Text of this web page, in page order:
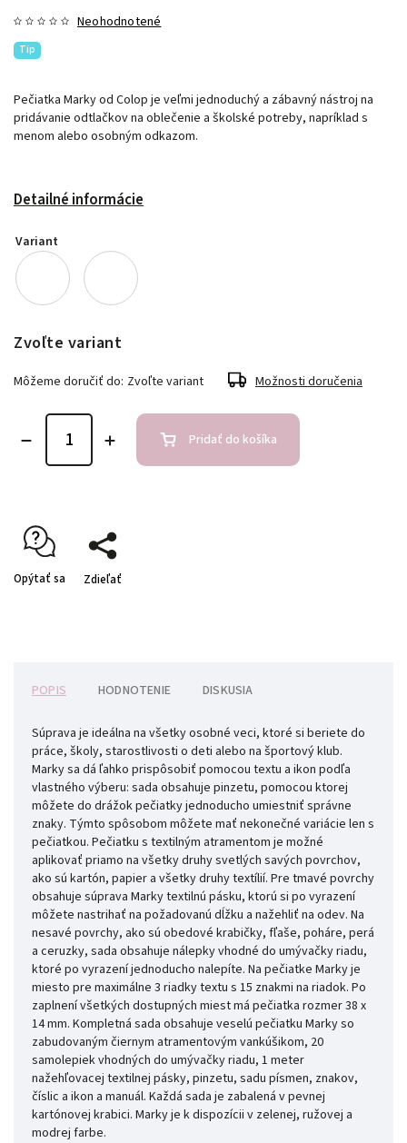
Tip
Neohodnotené
Pečiatka Marky od Colop je veľmi jednoduchý a zábavný nástroj na
pridávanie odtlačkov na oblečenie a školské potreby, napríklad s
menom alebo osobným odkazom.
Detailné informácie
Variant
Zvoľte variant
Môžeme doručiť do: Zvoľte variant Možnosti doručenia
Pridať do košíka
Opýtať sa Zdieľať
POPIS HODNOTENIE DISKUSIA
Súprava je ideálna na všetky osobné veci, ktoré si beriete do
práce, školy, starostlivosti o deti alebo na športový klub.
Marky sa dá ľahko prispôsobiť pomocou textu a ikon podľa
vlastného výberu: sada obsahuje pinzetu, pomocou ktorej
môžete do drážok pečiatky jednoducho umiestniť správne
znaky. Týmto spôsobom môžete mať nekonečné variácie len s
pečiatkou. Pečiatku s textilným atramentom je možné
aplikovať priamo na všetky druhy svetlých savých povrchov,
ako sú kartón, papier a všetky druhy textílií. Pre tmavé povrchy
obsahuje súprava Marky textilnú pásku, ktorú si po vyrazení
môžete nastrihať na požadovanú dĺžku a nažehliť na odev. Na
nesavé povrchy, ako sú obedové krabičky, fľaše, poháre, perá
a ceruzky, sada obsahuje nálepky vhodné do umývačky riadu,
ktoré po vyrazení jednoducho nalepíte. Na pečiatke Marky je
miesto pre maximálne 3 riadky textu s 15 znakmi na riadok. Po
zaplnení všetkých dostupných miest má pečiatka rozmer 38 x
14 mm. Kompletná sada obsahuje veselú pečiatku Marky so
zabudovaným čiernym atramentovým vankúšikom, 20
samolepiek vhodných do umývačky riadu, 1 meter
nažehľovacej textilnej pásky, pinzetu, sadu písmen, znakov,
číslic a ikon a manuál. Každá sada je zabalená v pevnej
kartónovej krabici. Marky je k dispozícii v zelenej, ružovej a
modrej farbe.